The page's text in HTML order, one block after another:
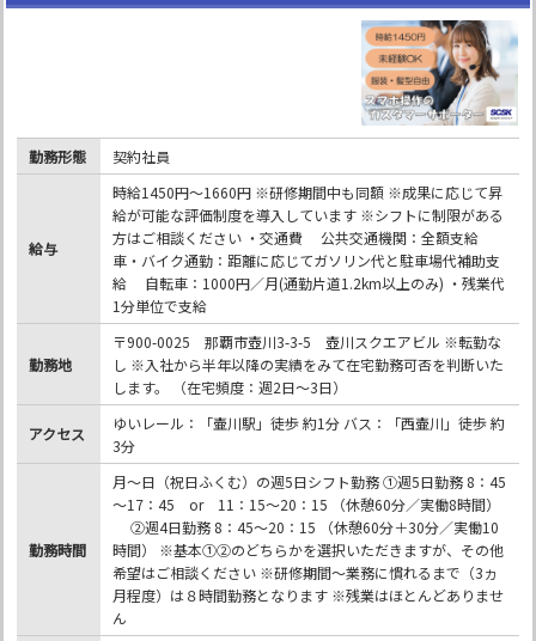
勤務形態 契約社員
給与
時給1450円～1660円 ※研修期間中も同額 ※成果に応じて昇
給が可能な評価制度を導入しています ※シフトに制限がある
方はご相談ください ・交通費 公共交通機関：全額支給
車・バイク通勤：距離に応じてガソリン代と駐車場代補助支
給 自転車：1000円／月(通勤片道1.2km以上のみ) ・残業代
1分単位で支給
勤務地
〒900-0025 那覇市壺川3-3-5 壺川スクエアビル ※転勤な
し ※入社から半年以降の実績をみて在宅勤務可否を判断いた
します。 （在宅頻度：週2日～3日）
アクセス
ゆいレール：「壷川駅」徒歩 約1分 バス：「西壷川」徒歩 約
3分
勤務時間
月～日（祝日ふくむ）の週5日シフト勤務 ①週5日勤務 8：45
～17：45 or 11：15～20：15 （休憩60分／実働8時間）
②週4日勤務 8：45～20：15 （休憩60分＋30分／実働10
時間） ※基本①②のどちらかを選択いただきますが、その他
希望はご相談ください ※研修期間～業務に慣れるまで（3ヵ
月程度）は８時間勤務となります ※残業はほとんどありませ
ん